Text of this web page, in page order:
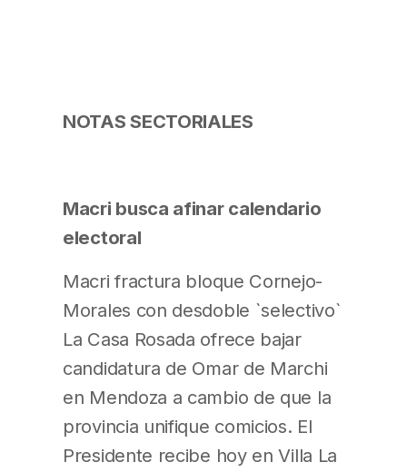
NOTAS SECTORIALES
Macri busca afinar calendario
electoral
Macri fractura bloque Cornejo-
Morales con desdoble `selectivo`
La Casa Rosada ofrece bajar
candidatura de Omar de Marchi
en Mendoza a cambio de que la
provincia unifique comicios. El
Presidente recibe hoy en Villa La